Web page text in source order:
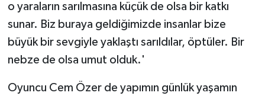
o yaraların sarılmasına küçük de olsa bir katkı
sunar. Biz buraya geldiğimizde insanlar bize
büyük bir sevgiyle yaklaştı sarıldılar, öptüler. Bir
nebze de olsa umut olduk.'
Oyuncu Cem Özer de yapımın günlük yaşamın